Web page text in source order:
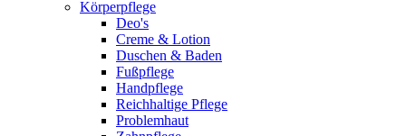
Körperpflege
Deo's
Creme & Lotion
Duschen & Baden
Fußpflege
Handpflege
Reichhaltige Pflege
Problemhaut